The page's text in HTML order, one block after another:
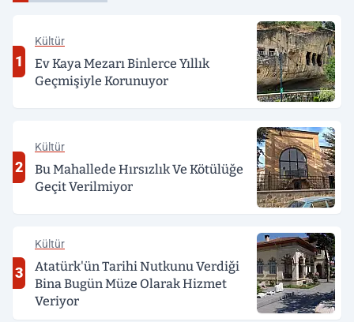
1
Kültür
Ev Kaya Mezarı Binlerce Yıllık
Geçmişiyle Korunuyor
2
Kültür
Bu Mahallede Hırsızlık Ve Kötülüğe
Geçit Verilmiyor
3
Kültür
Atatürk'ün Tarihi Nutkunu Verdiği
Bina Bugün Müze Olarak Hizmet
Veriyor